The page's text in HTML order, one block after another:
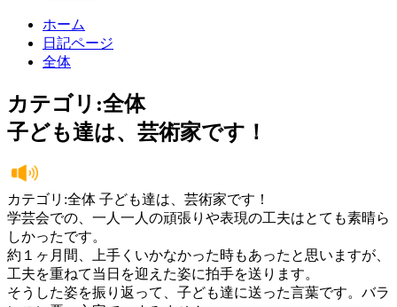
ホーム
日記ページ
全体
カテゴリ:全体
子ども達は、芸術家です！
カテゴリ:全体 子ども達は、芸術家です！
学芸会での、一人一人の頑張りや表現の工夫はとても素晴ら
しかったです。
約１ヶ月間、上手くいかなかった時もあったと思いますが、
工夫を重ねて当日を迎えた姿に拍手を送ります。
そうした姿を振り返って、子ども達に送った言葉です。バラ